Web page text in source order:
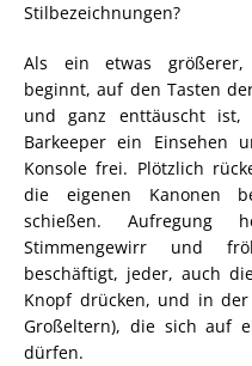
Stilbezeichnungen?
Als ein etwas größerer,
beginnt, auf den Tasten
und ganz enttäuscht
Barkeeper ein Einsehen
Konsole frei. Plötzlich
die eigenen Kanonen
schießen. Aufregung
Stimmengewirr und
beschäftigt, jeder, auch
Knopf drücken, und in
Großeltern), die sich auf
dürfen.